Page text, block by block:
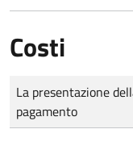
Costi
Tipo di pagamento
Importo
La presentazione
pagamento